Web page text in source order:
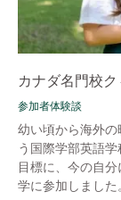
カナダ名門校
参加者体験談
幼い頃から海外
う国際学部英語
目標に、今の自
学に参加しました